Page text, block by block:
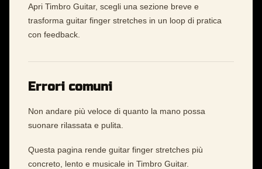
Apri Timbro Guitar, scegli una sezione breve e
trasforma guitar finger stretches in un loop di pratica
con feedback.
Errori comuni
Non andare più veloce di quanto la mano possa
suonare rilassata e pulita.
Questa pagina rende guitar finger stretches più
concreto, lento e musicale in Timbro Guitar.